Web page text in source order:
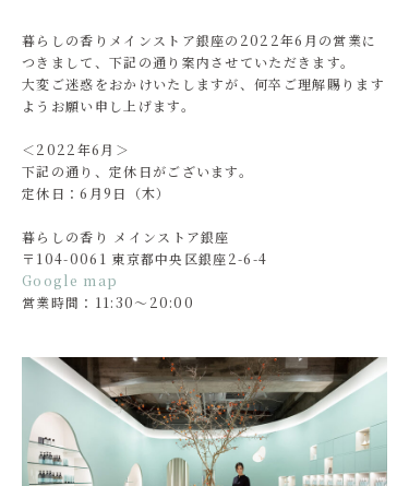
暮らしの香りメインストア銀座の2022年6月の営業に
つきまして、下記の通り案内させていただきます。
大変ご迷惑をおかけいたしますが、何卒ご理解賜ります
ようお願い申し上げます。
＜2022年6月＞
下記の通り、定休日がございます。
定休日：6月9日（木）
暮らしの香り メインストア銀座
〒104-0061 東京都中央区銀座2-6-4
Google map
営業時間：11:30～20:00